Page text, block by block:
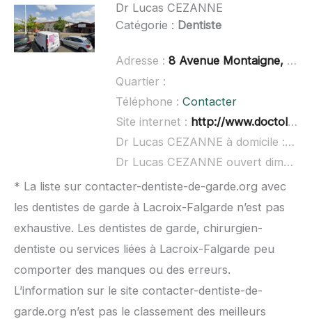
Dr Lucas CEZANNE
Catégorie : Dentiste
Adresse : 8 Avenue Montaigne, 31830 Plaisance-du-Touch
Quartier :
Téléphone : Contacter
Site internet : http://www.doctolib.fr/dentiste/plaisance-du-touch/lucas-cezanne
Dr Lucas CEZANNE à domicile :non
Dr Lucas CEZANNE ouvert dimanche :
* La liste sur contacter-dentiste-de-garde.org avec
les dentistes de garde à Lacroix-Falgarde n’est pas
exhaustive. Les dentistes de garde, chirurgien-
dentiste ou services liées à Lacroix-Falgarde peu
comporter des manques ou des erreurs.
L’information sur le site contacter-dentiste-de-
garde.org n’est pas le classement des meilleurs